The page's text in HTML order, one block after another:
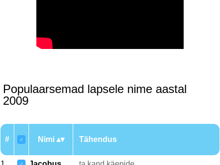
Populaarsemad lapsele nime aastal
2009
# ♂ Nimi Tähendus